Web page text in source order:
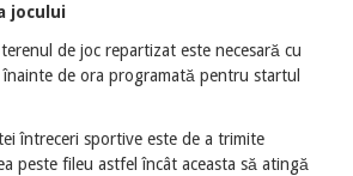
jocului
terenul de joc repartizat este necesară cu
de ora programată pentru startul
întreceri sportive este de a trimite
peste fileu astfel încât aceasta să atingă